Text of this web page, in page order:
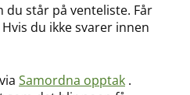
du står på venteliste. Får
du ikke svarer innen
Samordna opptak .